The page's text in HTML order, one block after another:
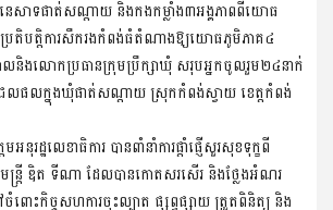
ាទផាត់សណ្តាយ និងកងកម្លាំង៣អង្គភាពពីយោធ
ប្រតិបត្តិការសឹករងកំពង់ធំតំណាងឱ្យយោធភូមិភាគ៤
រាលនិងលោកប្រធានក្រុមប្រឹក្សាឃុំ សរុបអ្នកចូលរួម២៤នាក់
ល​ជលផលក្នុងឃុំផាត់សណ្តាយ ស្រុកកំពង់ស្វាយ ខេត្តកំពង់
នុរដ្ឋលេខាធិការ បានពាំនាំការផ្តាំផ្ញើសួរសុខទុក្ខ​ពី
ន្រ្តី ឌិត ទីណា ដែលបានកោតសរសើរ និងថ្លែងអំណរ
ោះកិច្ចសហការចុះល្បាត ផ្សព្វផ្សាយ ត្រួតពិនិត្យ និង